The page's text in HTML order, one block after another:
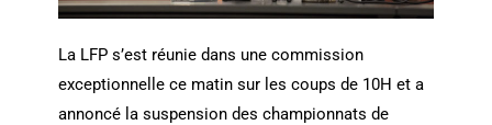
La LFP s’est réunie dans une commission
exceptionnelle ce matin sur les coups de 10H et a
annoncé la suspension des championnats de